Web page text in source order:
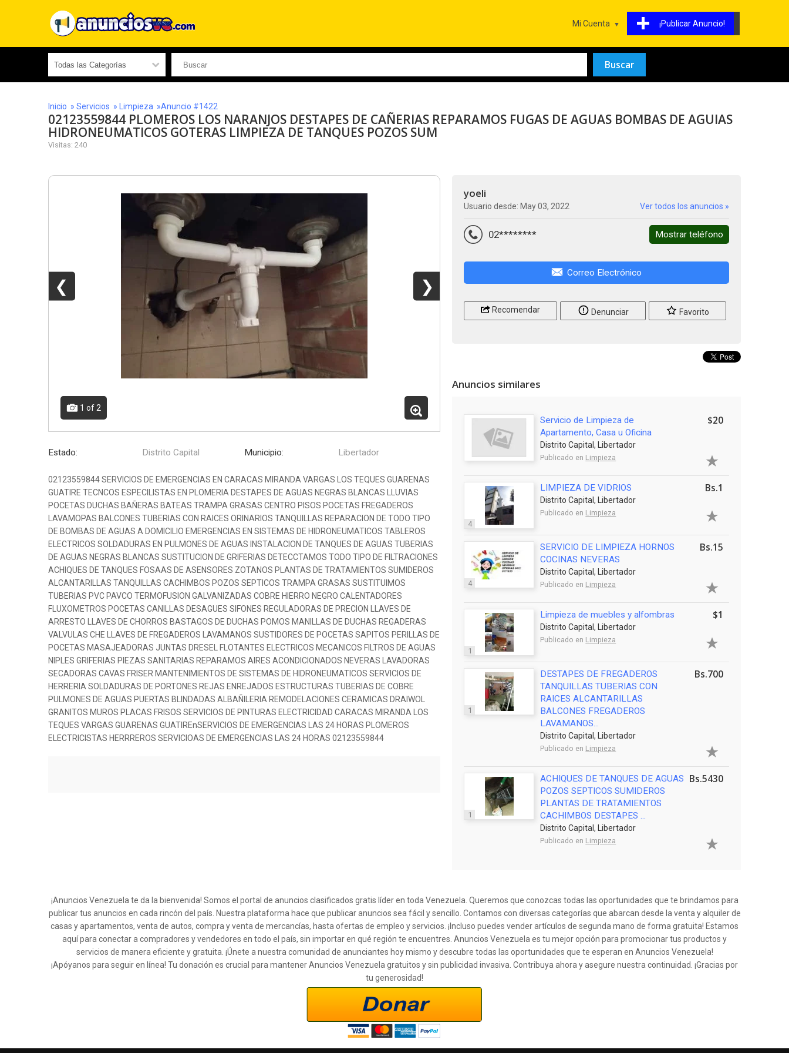
¡Publicar Anuncio!
Mi Cuenta
Inicio » Servicios » Limpieza »Anuncio #1422
02123559844 PLOMEROS LOS NARANJOS DESTAPES DE CAÑERIAS REPARAMOS FUGAS DE AGUAS BOMBAS DE AGUIAS
HIDRONEUMATICOS GOTERAS LIMPIEZA DE TANQUES POZOS SUM
Visitas: 240
❮ ❯
1 of 2
Estado: Distrito Capital Municipio: Libertador
02123559844 SERVICIOS DE EMERGENCIAS EN CARACAS MIRANDA VARGAS LOS TEQUES GUARENAS
GUATIRE TECNCOS ESPECILISTAS EN PLOMERIA DESTAPES DE AGUAS NEGRAS BLANCAS LLUVIAS
POCETAS DUCHAS BAÑERAS BATEAS TRAMPA GRASAS CENTRO PISOS POCETAS FREGADEROS
LAVAMOPAS BALCONES TUBERIAS CON RAICES ORINARIOS TANQUILLAS REPARACION DE TODO TIPO
DE BOMBAS DE AGUAS A DOMICILIO EMERGENCIAS EN SISTEMAS DE HIDRONEUMATICOS TABLEROS
ELECTRICOS SOLDADURAS EN PULMONES DE AGUAS INSTALACION DE TANQUES DE AGUAS TUBERIAS
DE AGUAS NEGRAS BLANCAS SUSTITUCION DE GRIFERIAS DETECCTAMOS TODO TIPO DE FILTRACIONES
ACHIQUES DE TANQUES FOSAAS DE ASENSORES ZOTANOS PLANTAS DE TRATAMIENTOS SUMIDEROS
ALCANTARILLAS TANQUILLAS CACHIMBOS POZOS SEPTICOS TRAMPA GRASAS SUSTITUIMOS
TUBERIAS PVC PAVCO TERMOFUSION GALVANIZADAS COBRE HIERRO NEGRO CALENTADORES
FLUXOMETROS POCETAS CANILLAS DESAGUES SIFONES REGULADORAS DE PRECION LLAVES DE
ARRESTO LLAVES DE CHORROS BASTAGOS DE DUCHAS POMOS MANILLAS DE DUCHAS REGADERAS
VALVULAS CHE LLAVES DE FREGADEROS LAVAMANOS SUSTIDORES DE POCETAS SAPITOS PERILLAS DE
POCETAS MASAJEADORAS JUNTAS DRESEL FLOTANTES ELECTRICOS MECANICOS FILTROS DE AGUAS
NIPLES GRIFERIAS PIEZAS SANITARIAS REPARAMOS AIRES ACONDICIONADOS NEVERAS LAVADORAS
SECADORAS CAVAS FRISER MANTENIMIENTOS DE SISTEMAS DE HIDRONEUMATICOS SERVICIOS DE
HERRERIA SOLDADURAS DE PORTONES REJAS ENREJADOS ESTRUCTURAS TUBERIAS DE COBRE
PULMONES DE AGUAS PUERTAS BLINDADAS ALBAÑILERIA REMODELACIONES CERAMICAS DRAIWOL
GRANITOS MUROS PLACAS FRISOS SERVICIOS DE PINTURAS ELECTRICIDAD CARACAS MIRANDA LOS
TEQUES VARGAS GUARENAS GUATIREnSERVICIOS DE EMERGENCIAS LAS 24 HORAS PLOMEROS
ELECTRICISTAS HERRREROS SERVICIOAS DE EMERGENCIAS LAS 24 HORAS 02123559844
yoeli
Usuario desde: May 03, 2022 Ver todos los anuncios »
02******** Mostrar teléfono
Correo Electrónico
Recomendar Denunciar Favorito
Anuncios similares
Servicio de Limpieza de
Apartamento, Casa u Oficina
Distrito Capital, Libertador
Publicado en Limpieza
$20
4
LIMPIEZA DE VIDRIOS
Distrito Capital, Libertador
Publicado en Limpieza
Bs.1
4
SERVICIO DE LIMPIEZA HORNOS
COCINAS NEVERAS
Distrito Capital, Libertador
Publicado en Limpieza
Bs.15
1
Limpieza de muebles y alfombras
Distrito Capital, Libertador
Publicado en Limpieza
$1
1
DESTAPES DE FREGADEROS
TANQUILLAS TUBERIAS CON
RAICES ALCANTARILLAS
BALCONES FREGADEROS
LAVAMANOS...
Distrito Capital, Libertador
Publicado en Limpieza
Bs.700
1
ACHIQUES DE TANQUES DE AGUAS
POZOS SEPTICOS SUMIDEROS
PLANTAS DE TRATAMIENTOS
CACHIMBOS DESTAPES ...
Distrito Capital, Libertador
Publicado en Limpieza
Bs.5430
¡Anuncios Venezuela te da la bienvenida! Somos el portal de anuncios clasificados gratis líder en toda Venezuela. Queremos que conozcas todas las oportunidades que te brindamos para
publicar tus anuncios en cada rincón del país. Nuestra plataforma hace que publicar anuncios sea fácil y sencillo. Contamos con diversas categorías que abarcan desde la venta y alquiler de
casas y apartamentos, venta de autos, compra y venta de mercancías, hasta ofertas de empleo y servicios. ¡Incluso puedes vender artículos de segunda mano de forma gratuita! Estamos
aquí para conectar a compradores y vendedores en todo el país, sin importar en qué región te encuentres. Anuncios Venezuela es tu mejor opción para promocionar tus productos y
servicios de manera eficiente y gratuita. ¡Únete a nuestra comunidad de anunciantes hoy mismo y descubre todas las oportunidades que te esperan en Anuncios Venezuela!
¡Apóyanos para seguir en línea! Tu donación es crucial para mantener Anuncios Venezuela gratuitos y sin publicidad invasiva. Contribuya ahora y asegure nuestra continuidad. ¡Gracias por
tu generosidad!